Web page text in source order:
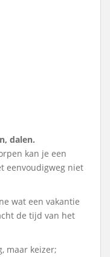
dalen.
kan je een
eenvoudigweg niet
wat een vakantie
de tijd van het
maar keizer;